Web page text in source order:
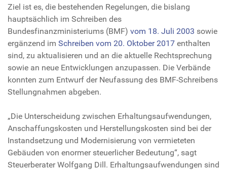
Ziel ist es, die bestehenden Regelungen, die bislang
hauptsächlich im Schreiben des
Bundesfinanzministeriums (BMF) vom 18. Juli 2003 sowie
ergänzend im Schreiben vom 20. Oktober 2017 enthalten
sind, zu aktualisieren und an die aktuelle Rechtsprechung
sowie an neue Entwicklungen anzupassen. Die Verbände
konnten zum Entwurf der Neufassung des BMF-Schreibens
Stellungnahmen abgeben.
„Die Unterscheidung zwischen Erhaltungsaufwendungen,
Anschaffungskosten und Herstellungskosten sind bei der
Instandsetzung und Modernisierung von vermieteten
Gebäuden von enormer steuerlicher Bedeutung“, sagt
Steuerberater Wolfgang Dill. Erhaltungsaufwendungen sind